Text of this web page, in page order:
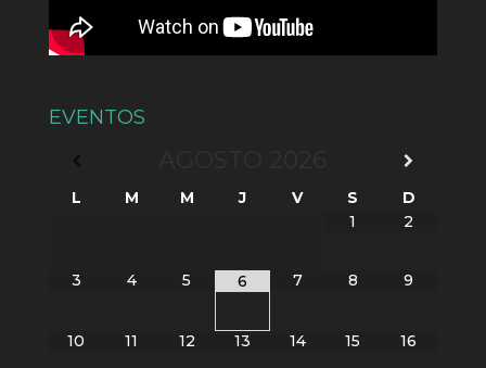
EVENTOS
L M M J V S
D
1
2
3 4 5 6 7 8 9
10 11 12 13 14 15 16